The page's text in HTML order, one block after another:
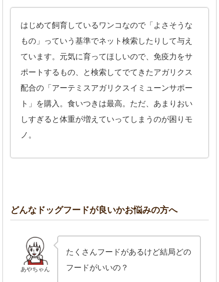
はじめて飼育しているワンコなので「よさそうな
もの」っていう基準でネット検索したりして与え
ています。元気に育ってほしいので、免疫力をサ
ポートするもの、と検索してでてきたアガリクス
配合の「アーテミスアガリクスイミューンサポー
ト」を購入。食いつきは最高。ただ、あまりおい
しすぎると体重が増えていってしまうのが困りモ
ノ。
どんなドッグフードが良いかお悩みの方へ
あやちゃん
たくさんフードがあるけど結局どの
フードがいいの？